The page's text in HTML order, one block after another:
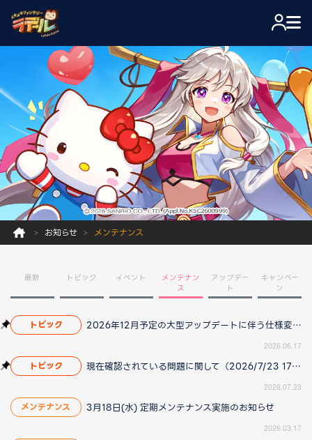
お知らせ メンテナンス
最新 トピック イベント
メンテナン
ス
アップデー
ト
キャンペー
ン
トピック 2026年12月予定の大型アップデートに伴う仕様変更のお知らせ
2026.06.17
トピック 現在確認されている問題に関して（2026/7/23 17:00更新）
2026.07.23
メンテナンス 3月18日(水) 定期メンテナンス実施のお知らせ
2026.03.17